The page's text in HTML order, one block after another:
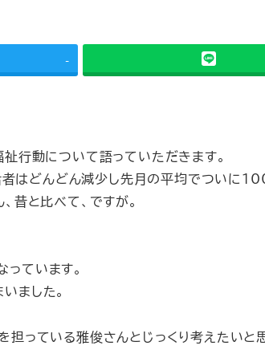
-
行動について語っていただきます。
どんどん減少し先月の平均でついに100
昔と比べて、ですが。
ています。
ました。
っている雅俊さんとじっくり考えたいと